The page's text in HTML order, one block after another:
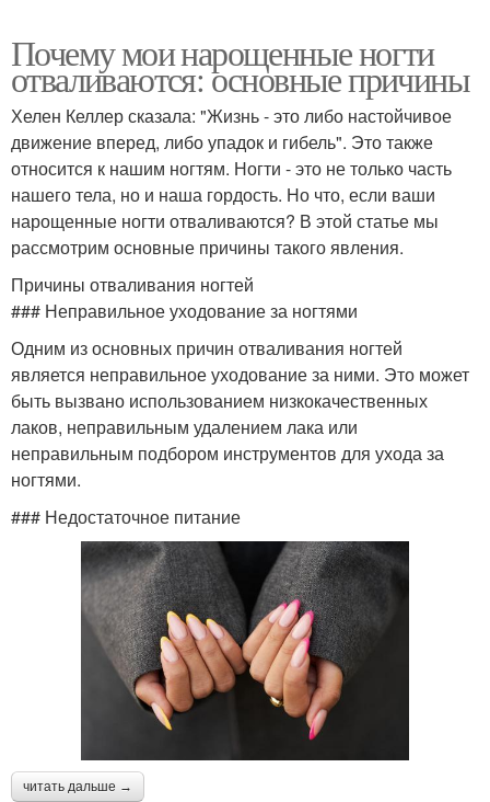
Почему мои нарощенные ногти
отваливаются: основные причины
Хелен Келлер сказала: "Жизнь - это либо настойчивое
движение вперед, либо упадок и гибель". Это также
относится к нашим ногтям. Ногти - это не только часть
нашего тела, но и наша гордость. Но что, если ваши
нарощенные ногти отваливаются? В этой статье мы
рассмотрим основные причины такого явления.
Причины отваливания ногтей
### Неправильное уходование за ногтями
Одним из основных причин отваливания ногтей
является неправильное уходование за ними. Это может
быть вызвано использованием низкокачественных
лаков, неправильным удалением лака или
неправильным подбором инструментов для ухода за
ногтями.
### Недостаточное питание
читать дальше →